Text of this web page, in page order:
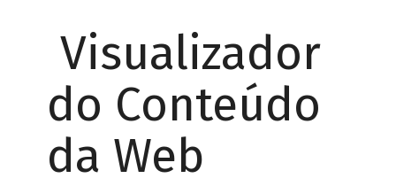
Visualizador
do Conteúdo
da Web